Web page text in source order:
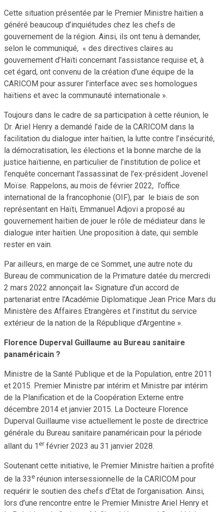
Cette situation présentée par le Premier Ministre haïtien a
généré beaucoup d’inquiétudes chez les chefs de
gouvernement de la région. Ainsi, ils ont tenu à demander,
selon le communiqué, « des directives claires au
gouvernement d’Haïti concernant l’assistance requise et, à
cet égard, ont convenu de la création d’une équipe de la
CARICOM pour assurer l’interface avec ses homologues
haïtiens et avec la communauté internationale ».
Toujours dans le cadre de sa participation à cette réunion, le
Dr. Ariel Henry a demandé l’aide de la CARICOM dans la
facilitation du dialogue inter haïtien, la lutte contre l’insécurité,
la démocratisation, les élections et la bonne marche de la
justice haïtienne, en particulier de l’institution de police et
l’enquête concernant l’assassinat de l’ex-président Jovenel
Moïse. Rappelons, au mois de février 2022, l’office
international de la francophonie (OIF), par le biais de son
représentant en Haïti, Emmanuel Adjovi a proposé au
gouvernement haïtien de jouer le rôle de médiateur dans le
dialogue inter haïtien. Une proposition à date, qui semble
rester en vain.
Par ailleurs, en marge de ce Sommet, une autre note du
Bureau de communication de la Primature datée du mercredi
2 mars 2022 annonçait la« Signature d’un accord de
partenariat entre l’Académie Diplomatique Jean Price Mars du
Ministère des Affaires Etrangères et l’institut du service
extérieur de la nation de la République d’Argentine ».
Florence Duperval Guillaume au Bureau sanitaire
panaméricain ?
Ministre de la Santé Publique et de la Population, entre 2011
et 2015. Premier Ministre par intérim et Ministre par intérim
de la Planification et de la Coopération Externe entre
décembre 2014 et janvier 2015. La Docteure Florence
Duperval Guillaume vise actuellement le poste de directrice
générale du Bureau sanitaire panaméricain pour la période
allant du 1 er février 2023 au 31 janvier 2028.
Soutenant cette initiative, le Premier Ministre haïtien a profité
de la 33e réunion intersessionnelle de la CARICOM pour
requérir le soutien des chefs d’Etat de l’organisation. Ainsi,
lors d’une rencontre entre le Premier Ministre Ariel Henry et